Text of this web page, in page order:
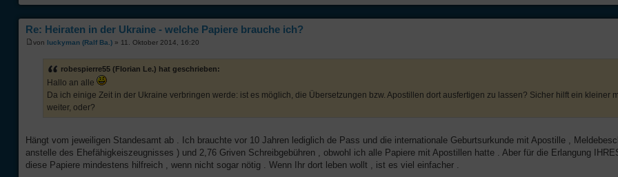
Re: Heiraten in der Ukraine - welche Papiere brauche ich?
von luckyman (Ralf Ba.) » 11. Oktober 2014, 16:20
robespierre55 (Florian Le.) hat geschrieben:
Hallo an alle
Da ich einige Zeit in der Ukraine verbringen werde: ist es möglich, die Übersetzungen bzw. Apostillen dort ausfertigen zu lassen? Sicher hilft ein kleiner
weiter, oder?
Hängt vom jeweiligen Standesamt ab . Ich brauchte vor 10 Jahren lediglich de Pass und die internationale Geburtsurkunde mit Apostille ,
anstelle des Ehefähigkeiszeugnisses ) und 2,76 Griven Schreibgebühren , obwohl ich alle Papiere mit Apostillen hatte . Aber für die Erlangung
diese Papiere mindestens hilfreich , wenn nicht sogar nötig . Wenn Ihr dort leben wollt , ist es viel einfacher .